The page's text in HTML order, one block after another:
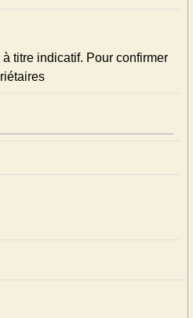
titre indicatif. Pour confirmer